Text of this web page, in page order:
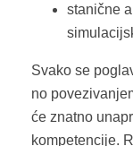
stanične
Svako se
no
će znatno
kompetencije.